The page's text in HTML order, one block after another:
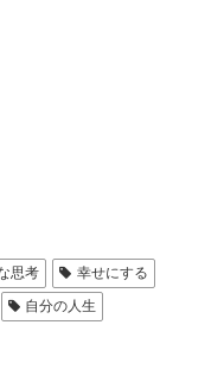
思考
幸せにする
自分の人生